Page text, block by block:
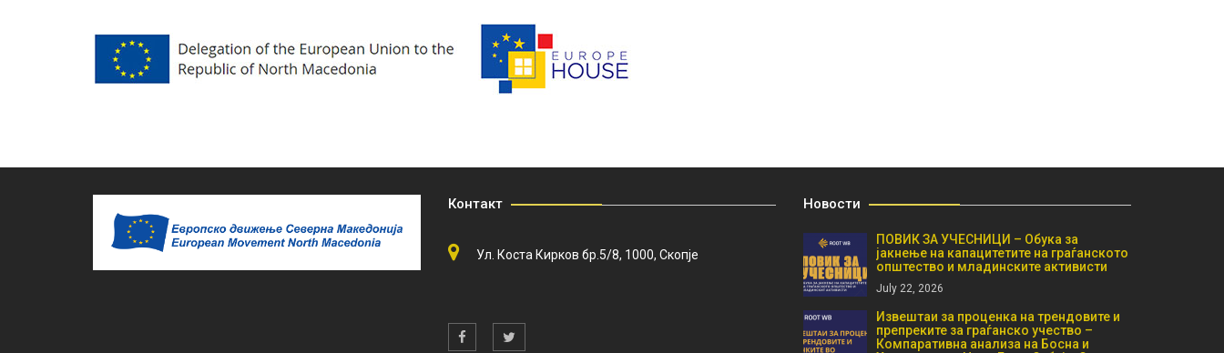
Контакт
Ул. Коста Кирков бр.5/8, 1000, Скопје
Новости
ПОВИК ЗА УЧЕСНИЦИ – Обука за
јакнење на капацитетите на граѓанското
општество и младинските активисти
July 22, 2026
Извештаи за проценка на трендовите и
препреките за граѓанско учество –
Компаративна анализа на Босна и